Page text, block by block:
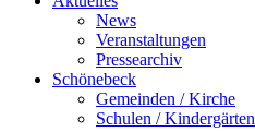
News
Veranstaltungen
Pressearchiv
Schönebeck
Gemeinden / Kirche
Schulen / Kindergärten